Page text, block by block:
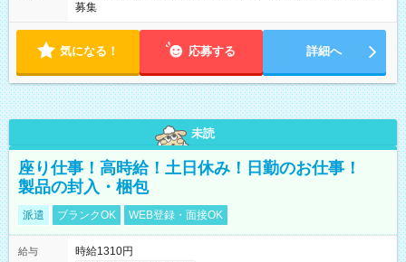
募集
気になる！ 応募する 詳細へ
未読
座り仕事！高時給！土日休み！日勤のお仕事！
製品の封入・梱包
派遣 ブランクOK WEB登録・面接OK
給与
時給1310円